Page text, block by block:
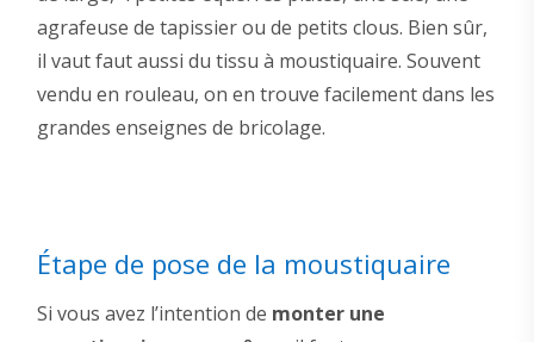
agrafeuse de tapissier ou de petits clous. Bien sûr,
il vaut faut aussi du tissu à moustiquaire. Souvent
vendu en rouleau, on en trouve facilement dans les
grandes enseignes de bricolage.
Étape de pose de la moustiquaire
Si vous avez l’intention de monter une